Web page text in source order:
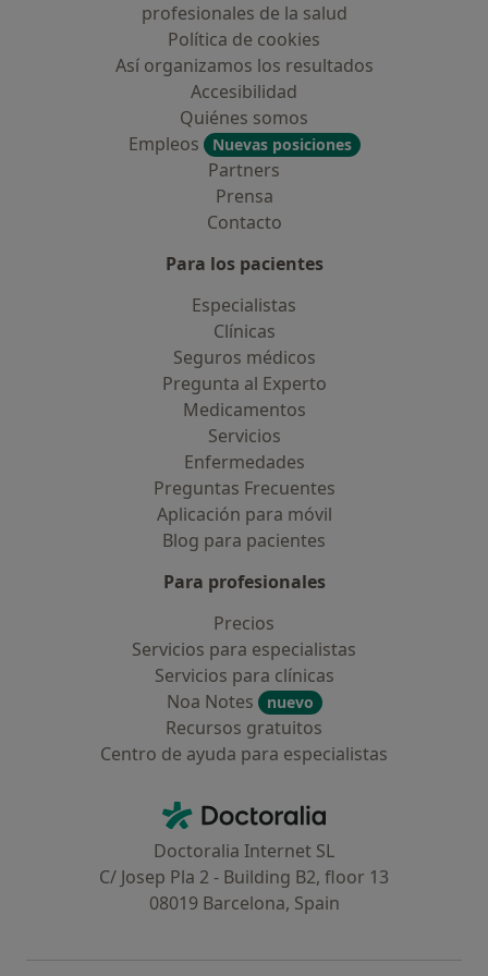
profesionales de la salud
Política de cookies
Así organizamos los resultados
Accesibilidad
Quiénes somos
Empleos
Nuevas posiciones
Partners
Prensa
Contacto
Para los pacientes
Especialistas
Clínicas
Seguros médicos
Pregunta al Experto
Medicamentos
Servicios
Enfermedades
Preguntas Frecuentes
Aplicación para móvil
Blog para pacientes
Para profesionales
Precios
Servicios para especialistas
Servicios para clínicas
Noa Notes
nuevo
Recursos gratuitos
Centro de ayuda para especialistas
Doctoralia - Página de inicio
Doctoralia Internet SL
C/ Josep Pla 2 - Building B2, floor 13
08019 Barcelona, Spain